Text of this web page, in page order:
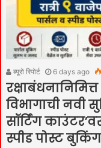
ब्यूरो रिपोर्ट 6 days ago
विभागाची नवी
सॉर्टिंग
स्पीड पोस्ट बुकिंग